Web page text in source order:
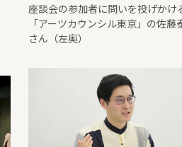
座談会の参加者に問いを投げかけ
「アーツカウンシル東京」の佐藤
さん（左奥）